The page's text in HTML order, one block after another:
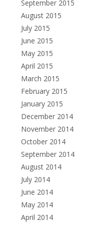
September 2015
August 2015
July 2015
June 2015
May 2015
April 2015
March 2015
February 2015
January 2015
December 2014
November 2014
October 2014
September 2014
August 2014
July 2014
June 2014
May 2014
April 2014